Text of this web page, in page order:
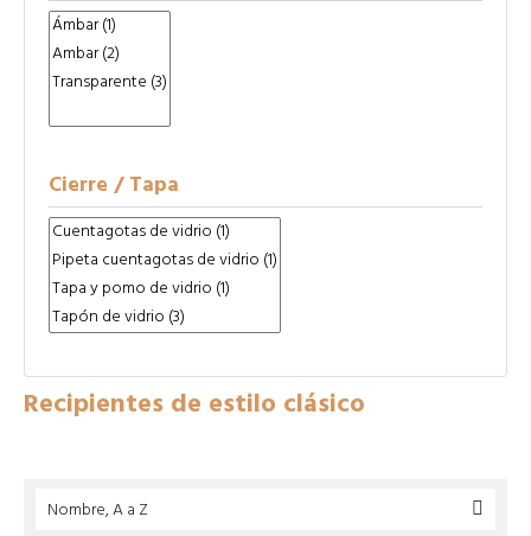
Cierre / Tapa
Recipientes de estilo clásico
Nombre, A a Z 